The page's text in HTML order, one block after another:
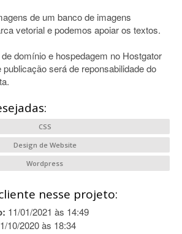
de um banco de imagens
vetorial e podemos apoiar os textos.
domínio e hospedagem no Hostgator
será de reponsabilidade do
CSS
Design de Website
Wordpress
nesse projeto:
11/01/2021 às 14:49
10/2020 às 18:34